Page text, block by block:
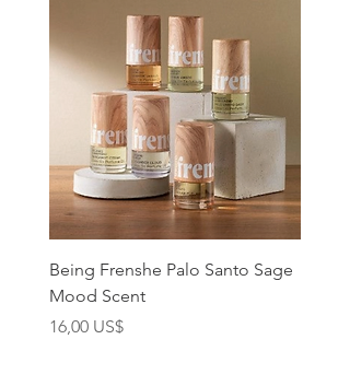
Being Frenshe Palo Santo Sage
Mood Scent
Precio
16,00 US$